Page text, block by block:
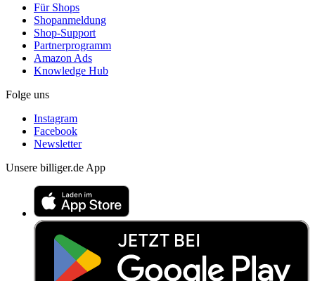
Für Shops
Shopanmeldung
Shop-Support
Partnerprogramm
Amazon Ads
Knowledge Hub
Folge uns
Instagram
Facebook
Newsletter
Unsere billiger.de App